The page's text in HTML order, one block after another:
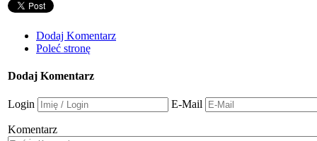
Dodaj Komentarz
Poleć stronę
Dodaj Komentarz
Login E-Mail
Komentarz